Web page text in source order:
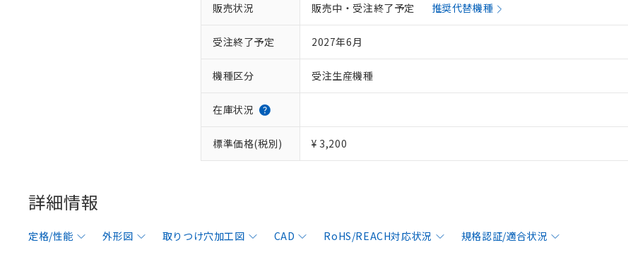
販売状況 販売中・受注終了予定 推奨代替機種
受注終了予定 2027年6月
機種区分 受注生産機種
在庫状況
標準価格(税別) ¥ 3,200
詳細情報
定格/性能 外形図 取りつけ穴加工図 CAD RoHS/REACH対応状況 規格認証/適合状況